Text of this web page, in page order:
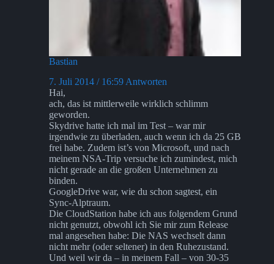
Bastian
7. Juli 2014 / 16:59 Antworten
Hai,
ach, das ist mittlerweile wirklich schlimm
geworden.
Skydrive hatte ich mal im Test – war mir
irgendwie zu überladen, auch wenn ich da 25 GB
frei habe. Zudem ist’s von Microsoft, und nach
meinem NSA-Trip versuche ich zumindest, mich
nicht gerade an die großen Unternehmen zu
binden.
GoogleDrive war, wie du schon sagtest, ein
Sync-Alptraum.
Die CloudStation habe ich aus folgendem Grund
nicht genutzt, obwohl ich Sie mir zum Release
mal angesehen habe: Die NAS wechselt dann
nicht mehr (oder seltener) in den Ruhezustand.
Und weil wir da – in meinem Fall – von 30-35